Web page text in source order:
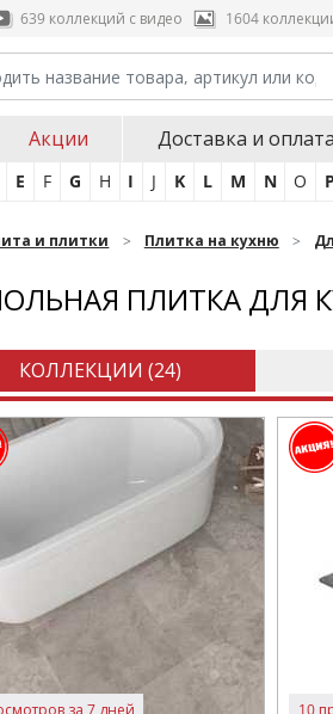
639 коллекций с видео 1604
Акции Доставка и оплата
E F G H I J K L M N O P
и плитки Плитка на кухню
ПЛИТКА ДЛЯ
КОЛЛЕКЦИИ (24)